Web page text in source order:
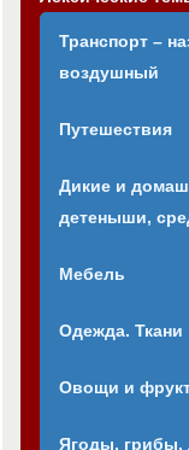
Транспорт –
воздушный
Путешествия
Дикие и
детеныши,
Мебель
Одежда. Ткани
Овощи и
Ягоды, грибы,